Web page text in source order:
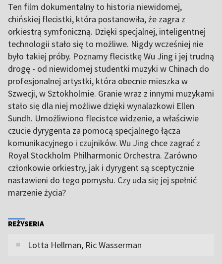
Ten film dokumentalny to historia niewidomej,
chińskiej flecistki, która postanowiła, że zagra z
orkiestrą symfoniczną. Dzięki specjalnej, inteligentnej
technologii stało się to możliwe. Nigdy wcześniej nie
było takiej próby. Poznamy flecistkę Wu Jing i jej trudną
drogę - od niewidomej studentki muzyki w Chinach do
profesjonalnej artystki, która obecnie mieszka w
Szwecji, w Sztokholmie. Granie wraz z innymi muzykami
stało się dla niej możliwe dzięki wynalazkowi Ellen
Sundh. Umożliwiono flecistce widzenie, a właściwie
czucie dyrygenta za pomocą specjalnego łącza
komunikacyjnego i czujników. Wu Jing chce zagrać z
Royal Stockholm Philharmonic Orchestra. Zarówno
członkowie orkiestry, jak i dyrygent są sceptycznie
nastawieni do tego pomysłu. Czy uda się jej spełnić
marzenie życia?
REŻYSERIA
Lotta Hellman, Ric Wasserman